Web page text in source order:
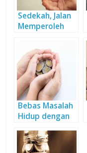
Sedekah, Jalan
Memperoleh
Hidayah
Bebas Masalah
Hidup dengan